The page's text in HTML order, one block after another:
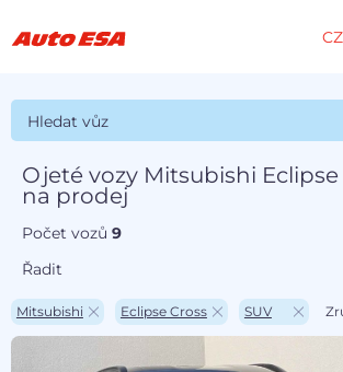
CZ
Hledat vůz
Ojeté vozy Mitsubishi Eclipse
na prodej
Počet vozů9
Řadit
Mitsubishi Eclipse Cross SUV